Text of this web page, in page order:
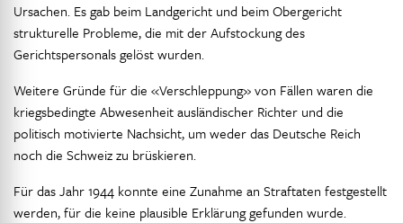
Ursachen. Es gab beim Landgericht und beim Obergericht
strukturelle Probleme, die mit der Aufstockung des
Gerichtspersonals gelöst wurden.
Weitere Gründe für die «Verschleppung» von Fällen waren die
kriegsbedingte Abwesenheit ausländischer Richter und die
politisch motivierte Nachsicht, um weder das Deutsche Reich
noch die Schweiz zu brüskieren.
Für das Jahr 1944 konnte eine Zunahme an Straftaten festgestellt
werden, für die keine plausible Erklärung gefunden wurde.